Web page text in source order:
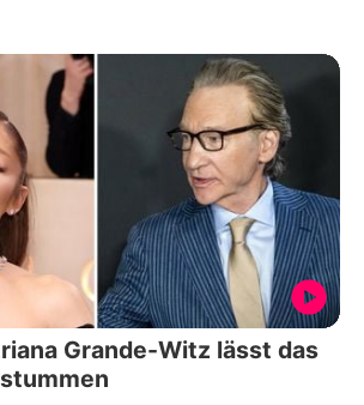
Grande-Witz lässt das